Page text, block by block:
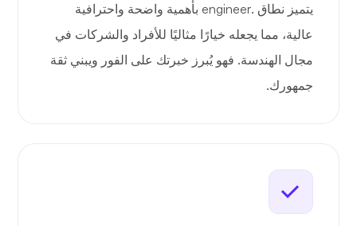
يتميز نطاق .engineer بأهمية واضحة واحترافية
عالية، مما يجعله خيارًا مثاليًا للأفراد والشركات في
مجال الهندسة. فهو يُبرز خبرتك على الفور ويبني ثقة
جمهورك.